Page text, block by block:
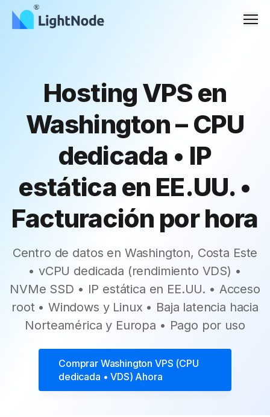
Hosting VPS en
Washington – CPU
dedicada • IP
estática en EE.UU. •
Facturación por hora
Centro de datos en Washington, Costa Este
• vCPU dedicada (rendimiento VDS) •
NVMe SSD • IP estática en EE.UU. • Acceso
root • Windows y Linux • Baja latencia hacia
Norteamérica y Europa • Pago por uso
Comprar Washington VPS (CPU
dedicada • VDS) Ahora